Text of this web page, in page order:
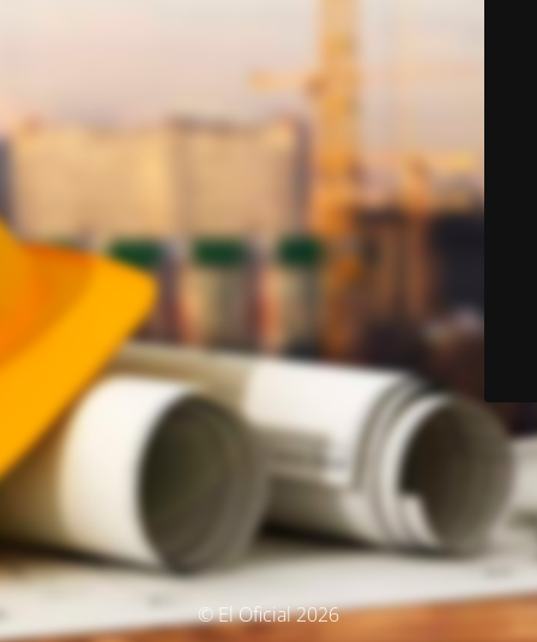
© El Oficial 2026